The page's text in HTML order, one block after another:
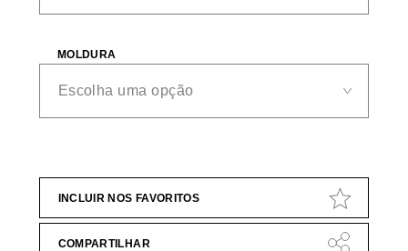
MOLDURA
INCLUIR NOS FAVORITOS
COMPARTILHAR